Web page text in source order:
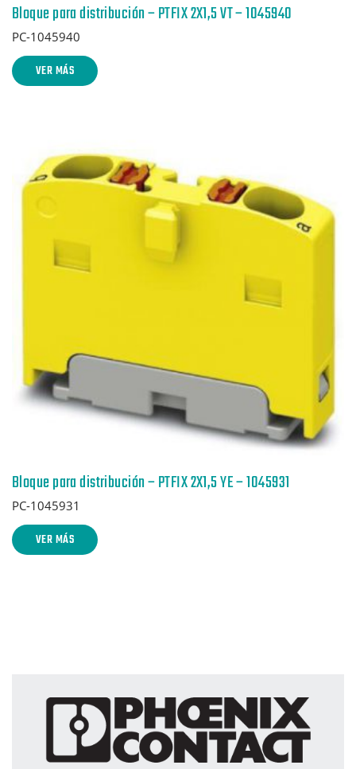
Bloque para distribución – PTFIX 2X1,5 VT – 1045940
PC-1045940
VER MÁS
Bloque para distribución – PTFIX 2X1,5 YE – 1045931
PC-1045931
VER MÁS